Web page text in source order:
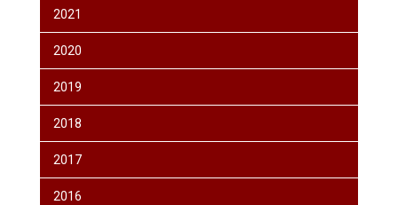
2021
2020
2019
2018
2017
2016